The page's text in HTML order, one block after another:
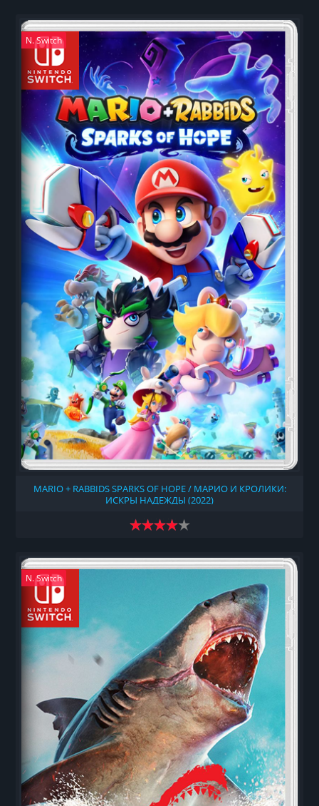
N. Switch
MARIO + RABBIDS SPARKS OF HOPE / МАРИО И КРОЛИКИ:
ИСКРЫ НАДЕЖДЫ (2022)
N. Switch